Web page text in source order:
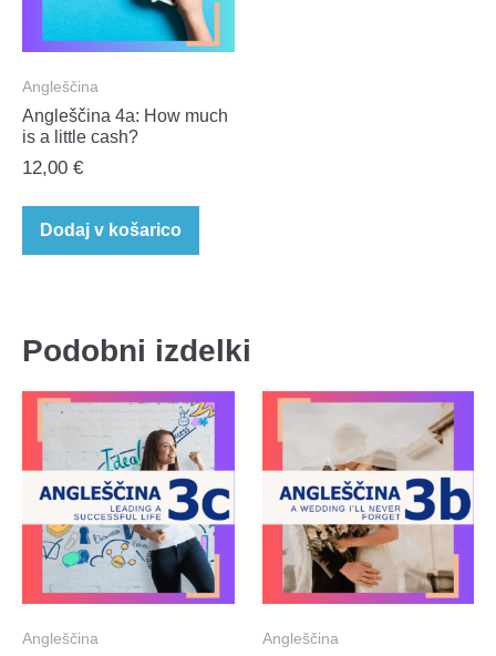
Angleščina
Angleščina 4a: How much
is a little cash?​
12,00 €
Dodaj v košarico
Podobni izdelki
Angleščina Angleščina